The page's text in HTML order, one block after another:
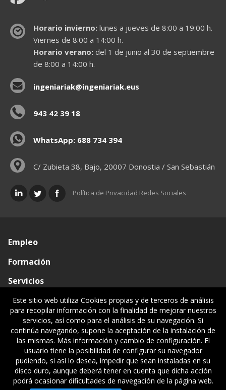
Horario invierno:lunes a jueves de 8:00 a 19:00 h.
Viernes de 8:00 a 14:00 h.
Horario verano:del 1 de junio al 30 de septiembre
de 8:00 a 14:00 h.
ingeniariak@ingeniariak.eus
943 42 39 18
WhatsApp: 688 734 394
C/ Zubieta 38, Bajo, 20007 Donostia / San Sebastián
Política de Privacidad Redes Sociales
Empleo
Formación
Servicios
Conócenos
Visado de documentos
Ventanilla única
Políticas legales
Este sitio web utiliza Cookies propias y de terceros de análisis
para recopilar información con la finalidad de mejorar nuestros
servicios, así como para el análisis de su navegación. Si
continúa navegando, supone la aceptación de la instalación de
las mismas. Más información y cambio de configuración. El
usuario tiene la posibilidad de configurar su navegador
pudiendo, si así lo desea, impedir que sean instaladas en su
disco duro, aunque deberá tener en cuenta que dicha acción
podrá ocasionar dificultades de navegación de la página web.